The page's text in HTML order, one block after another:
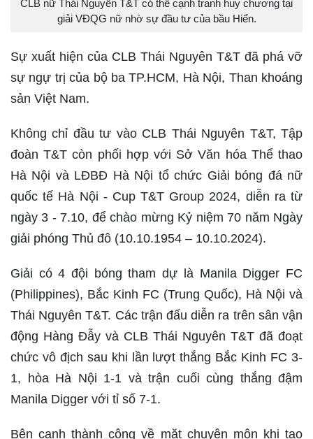
CLB nữ Thái Nguyên T&T có thể cạnh tranh huy chương tại
giải VĐQG nữ nhờ sự đầu tư của bầu Hiển.
Sự xuất hiện của CLB Thái Nguyên T&T đã phá vỡ
sự ngự trị của bộ ba TP.HCM, Hà Nội, Than khoáng
sản Việt Nam.
Không chỉ đầu tư vào CLB Thái Nguyên T&T, Tập
đoàn T&T còn phối hợp với Sở Văn hóa Thể thao
Hà Nội và LĐBĐ Hà Nội tổ chức Giải bóng đá nữ
quốc tế Hà Nội - Cup T&T Group 2024, diễn ra từ
ngày 3 - 7.10, để chào mừng Kỷ niệm 70 năm Ngày
giải phóng Thủ đô (10.10.1954 – 10.10.2024).
Giải có 4 đội bóng tham dự là Manila Digger FC
(Philippines), Bắc Kinh FC (Trung Quốc), Hà Nội và
Thái Nguyên T&T. Các trận đấu diễn ra trên sân vận
động Hàng Đẫy và CLB Thái Nguyên T&T đã đoạt
chức vô địch sau khi lần lượt thắng Bắc Kinh FC 3-
1, hòa Hà Nội 1-1 và trận cuối cùng thắng đậm
Manila Digger với tỉ số 7-1.
Bên cạnh thành công về mặt chuyên môn khi tạo